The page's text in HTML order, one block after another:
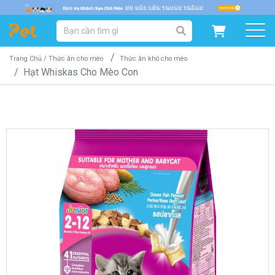
DANH MỤC SẢN PHẨM
SẢN PHẨM DÀNH CHO MÈO SẢN PHẨM DÀNH CHO CHÓ
Trang Chủ / Thức ăn cho mèo Thức ăn khô cho mèo
Hạt Whiskas Cho Mèo Con